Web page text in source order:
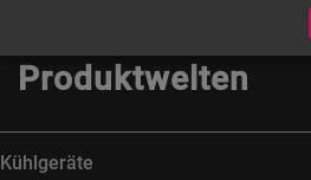
Produktwelten
Kühlgeräte